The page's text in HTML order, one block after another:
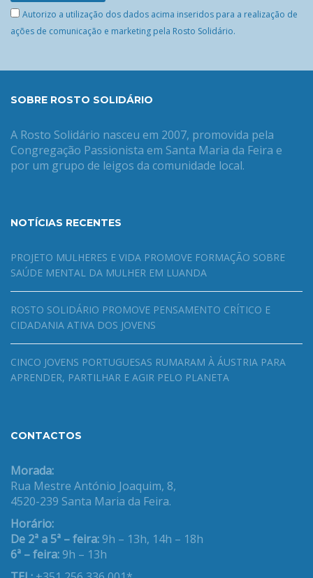
Autorizo a utilização dos dados acima inseridos para a realização de
ações de comunicação e marketing pela Rosto Solidário.
SOBRE ROSTO SOLIDÁRIO
A Rosto Solidário nasceu em 2007, promovida pela
Congregação Passionista em Santa Maria da Feira e
por um grupo de leigos da comunidade local.
NOTÍCIAS RECENTES
PROJETO MULHERES E VIDA PROMOVE FORMAÇÃO SOBRE
SAÚDE MENTAL DA MULHER EM LUANDA
ROSTO SOLIDÁRIO PROMOVE PENSAMENTO CRÍTICO E
CIDADANIA ATIVA DOS JOVENS
CINCO JOVENS PORTUGUESAS RUMARAM À ÁUSTRIA PARA
APRENDER, PARTILHAR E AGIR PELO PLANETA
CONTACTOS
Morada:
Rua Mestre António Joaquim, 8,
4520-239 Santa Maria da Feira.
Horário:
De 2ª a 5ª – feira: 9h – 13h, 14h – 18h
6ª – feira: 9h – 13h